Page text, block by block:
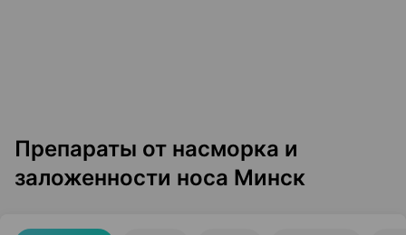
Препараты от насморка и
заложенности носа Минск